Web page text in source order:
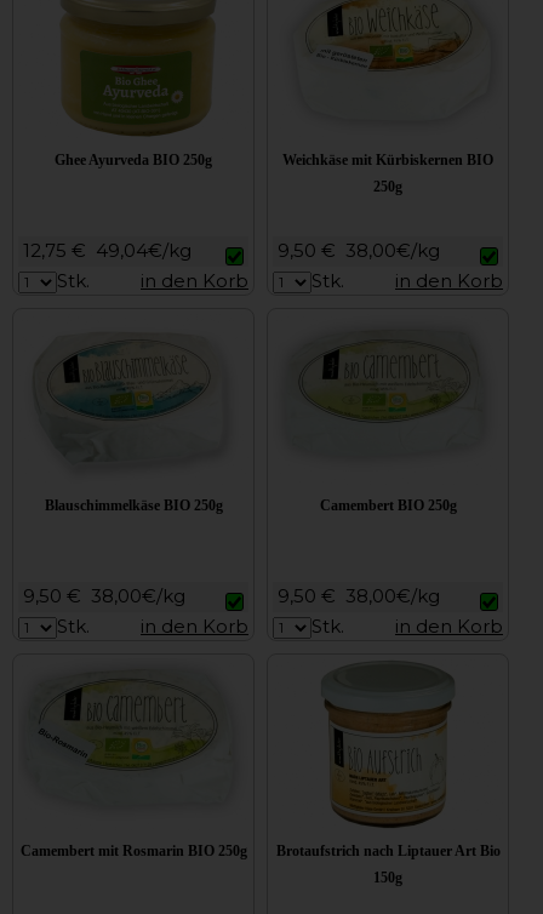
Ghee Ayurveda BIO 250g
12,75 € 49,04€/kg
Stk.
in den Korb
Weichkäse mit Kürbiskernen BIO
250g
9,50 € 38,00€/kg
Stk.
in den Korb
Blauschimmelkäse BIO 250g
9,50 € 38,00€/kg
Stk.
in den Korb
Camembert BIO 250g
9,50 € 38,00€/kg
Stk.
in den Korb
Camembert mit Rosmarin BIO 250g
Brotaufstrich nach Liptauer Art Bio
150g